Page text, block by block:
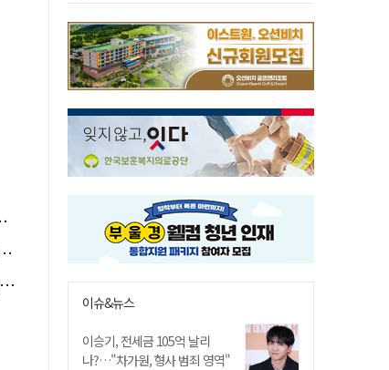
이슈&뉴스
이승기, 전세금 105억 날리
나?…"차가원, 형사 범죄 영역"